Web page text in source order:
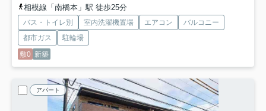
相模線「南橋本」駅 徒歩25分
バス・トイレ別 室内洗濯機置場 エアコン
バルコニー
都市ガス
駐輪場
敷0 新築
アパート